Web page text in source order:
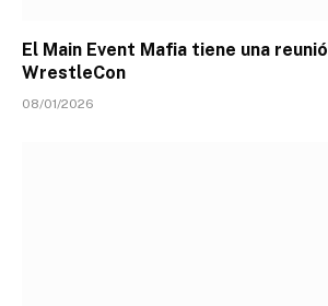
El Main Event Mafia tiene una
WrestleCon
08/01/2026